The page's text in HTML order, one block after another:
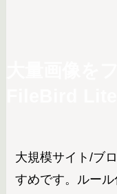
大規模サイト/ブ
すめです。ルー